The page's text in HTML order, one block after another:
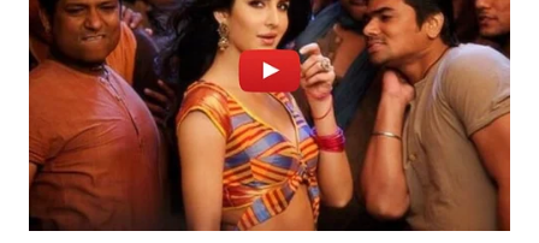
MASYARAKAT
KELISTRIKAN
WALINKI
ID
MAWAKA
ID